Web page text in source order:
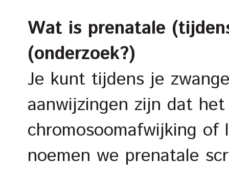
Wat is prenatale
(onderzoek?)
Je kunt tijdens je
aanwijzingen zijn dat
chromosoomafwijking
noemen we prenatale